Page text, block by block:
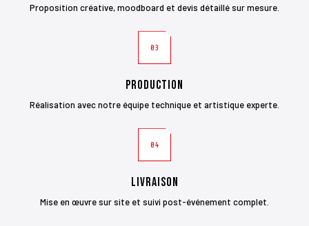
Proposition créative, moodboard et devis détaillé sur mesure.
03
Production
Réalisation avec notre équipe technique et artistique experte.
04
Livraison
Mise en œuvre sur site et suivi post-événement complet.